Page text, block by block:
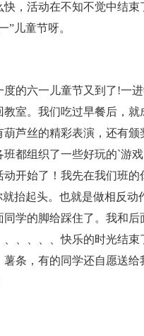
，活动在不知不觉中结束
”儿童节呀。
的六一儿童节又到了!一
室。我们吃过早餐后，
芦丝的精彩表演，还有颁
都组织了一些好玩的`游
开始了！我先在我们班
抬起头。也就是做相反
学的脚给踩住了。我和
、、、、快乐的时光结
条，有的同学还自愿送